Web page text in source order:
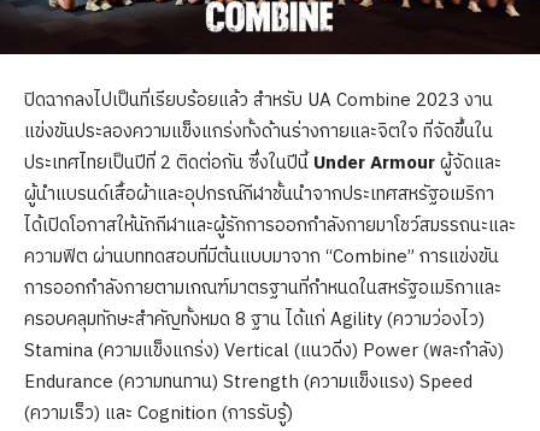
ปิดฉากลงไปเป็นที่เรียบร้อยแล้ว สำหรับ UA Combine 2023 งาน
แข่งขันประลองความแข็งแกร่งทั้งด้านร่างกายและจิตใจ ที่จัดขึ้นใน
ประเทศไทยเป็นปีที่ 2 ติดต่อกัน ซึ่งในปีนี้ Under Armourผู้จัดและ
ผู้นำแบรนด์เสื้อผ้าและอุปกรณ์กีฬาชั้นนำจากประเทศสหรัฐอเมริกา
ได้เปิดโอกาสให้นักกีฬาและผู้รักการออกกำลังกายมาโชว์สมรรถนะและ
ความฟิต ผ่านบททดสอบที่มีต้นแบบมาจาก “Combine” การแข่งขัน
การออกกำลังกายตามเกณฑ์มาตรฐานที่กำหนดในสหรัฐอเมริกาและ
ครอบคลุมทักษะสำคัญทั้งหมด 8 ฐาน ได้แก่ Agility (ความว่องไว)
Stamina (ความแข็งแกร่ง) Vertical (แนวดิ่ง) Power (พละกำลัง)
Endurance (ความทนทาน) Strength (ความแข็งแรง) Speed
(ความเร็ว) และ Cognition (การรับรู้)